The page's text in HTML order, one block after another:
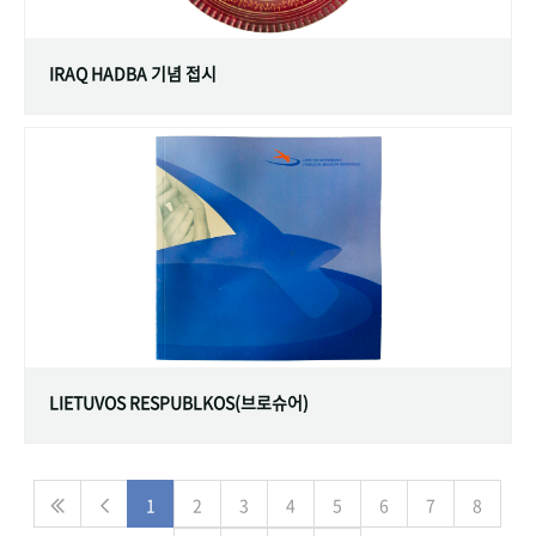
IRAQ HADBA 기념 접시
LIETUVOS RESPUBLKOS(브로슈어)
1 2 3 4 5 6 7 8